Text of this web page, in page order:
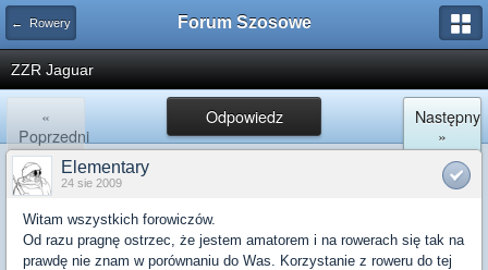
← Rowery Forum Szosowe
ZZR Jaguar
Odpowiedz
«
Poprzedni
Następny
»
Elementary
24 sie 2009
Witam wszystkich forowiczów.
Od razu pragnę ostrzec, że jestem amatorem i na rowerach się tak na
prawdę nie znam w porównaniu do Was. Korzystanie z roweru do tej